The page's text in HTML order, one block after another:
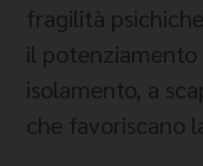
fragilità
il
isolamento, a
che favoriscano